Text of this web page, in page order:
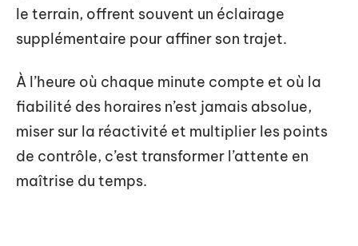
le terrain, offrent souvent un éclairage
supplémentaire pour affiner son trajet.
À l’heure où chaque minute compte et où la
fiabilité des horaires n’est jamais absolue,
miser sur la réactivité et multiplier les points
de contrôle, c’est transformer l’attente en
maîtrise du temps.